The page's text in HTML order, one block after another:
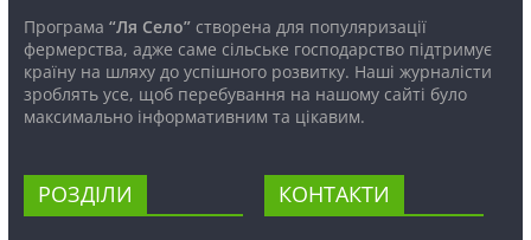
Програма “Ля Село”створена для популяризації
фермерства, адже саме сільське господарство підтримує
країну на шляху до успішного розвитку. Наші журналісти
зроблять усе, щоб перебування на нашому сайті було
максимально інформативним та цікавим.
РОЗДІЛИ КОНТАКТИ